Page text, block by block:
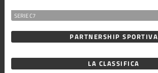
SERIE C7
PARTNERSHIP SPORTIVA
LA CLASSIFICA